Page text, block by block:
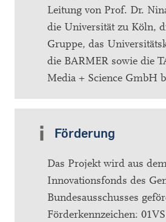
Leitung von Prof. Dr.
die Universität zu Köln,
Gruppe, das
die BARMER sowie die
Media + Science GmbH
Förderung
Das Projekt wird aus
Innovationsfonds des
Bundesausschusses
Förderkennzeichen: